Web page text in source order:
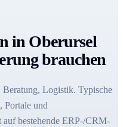
in Oberursel
brauchen
Beratung, Logistik. Typische
Portale und
auf bestehende ERP-/CRM-